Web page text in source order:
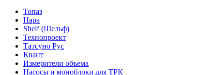
Топаз
Нара
Shelf (Шельф)
Технопроект
Татсуно Рус
Квант
Измерители объема
Насосы и моноблоки для ТРК